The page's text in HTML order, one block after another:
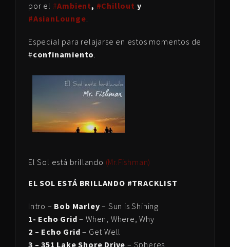
por el #Ambient, #Chillout y
#AsianLounge.
Especial para relajarse en estos momentos de
#confinamiento.
El Sol está brillando (Mr.Fishman)
EL SOL ESTÁ BRILLANDO #TRACKLIST
Intro – Bob Marley – Sun is Shining
1- Echo Grid– When, Where, Why
2 – Echo Grid – Get Well
3 – 351 Lake Shore Drive – Spheres